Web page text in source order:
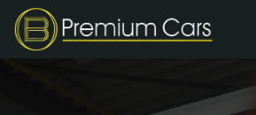
Zum Inhalt springen